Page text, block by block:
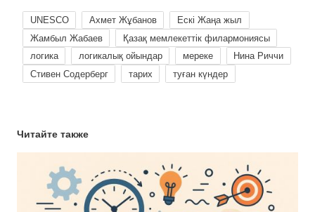
UNESCO Ахмет Жұбанов
Ескі Жаңа жыл
Жамбыл Жабаев
Қазақ мемлекеттік филармониясы
логика
логикалық ойындар мереке
Нина Риччи
Стивен Содерберг
тарих туған күндер
Читайте также